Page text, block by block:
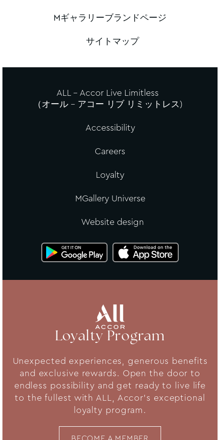
Mギャラリーブランドページ
サイトマップ
ALL - Accor Live Limitless
（オール – アコー リブ リミットレス)
Accessibility
Careers
Loyalty
MGallery Universe
Website design
Loyalty Program
Unexpected experiences, generous benefits
and exclusive rewards. Open the door to
endless possibility and get ready to live life
to the fullest with ALL, Accor's exceptional
loyalty program.